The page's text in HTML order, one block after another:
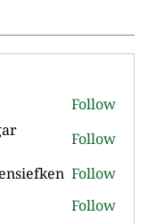
Follow
Follow
Follow
Follow